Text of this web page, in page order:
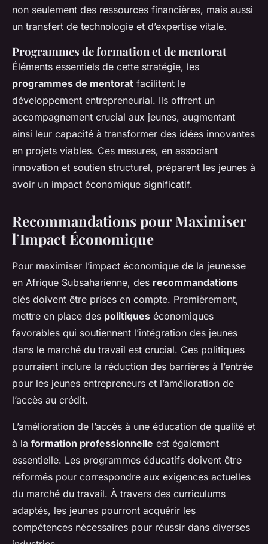
non seulement des ressources financières, mais aussi
un transfert de technologie et d’expertise vitale.
Programmes de formation et de mentorat
Éléments essentiels de cette stratégie, les
programmes de mentorat facilitent le
développement entrepreneurial. Ils offrent un
accompagnement crucial aux jeunes, augmentant
ainsi leur capacité à transformer des idées innovantes
en projets viables. Ces mesures, en associant
innovation et soutien structurel, préparent les jeunes à
avoir un impact économique significatif.
Recommandations pour Maximiser
l’Impact Économique
Pour maximiser l’impact économique de la jeunesse
en Afrique Subsaharienne, des recommandations
clés doivent être prises en compte. Premièrement,
mettre en place des politiques économiques
favorables qui soutiennent l’intégration des jeunes
dans le marché du travail est crucial. Ces politiques
pourraient inclure la réduction des barrières à l’entrée
pour les jeunes entrepreneurs et l’amélioration de
l’accès au crédit.
L’amélioration de l’accès à une éducation de qualité et
à la formation professionnelle est également
essentielle. Les programmes éducatifs doivent être
réformés pour correspondre aux exigences actuelles
du marché du travail. À travers des curriculums
adaptés, les jeunes pourront acquérir les
compétences nécessaires pour réussir dans diverses